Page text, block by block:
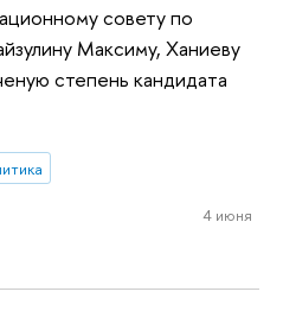
совету по
Максиму, Ханиеву
степень кандидата
4 июня